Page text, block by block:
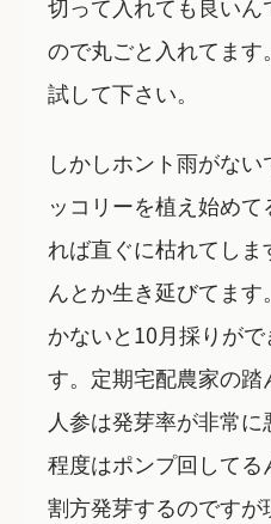
ので丸ごと入れてます
試して下さい。
しかしホント雨がな
ッコリーを植え始め
れば直ぐに枯れてし
んとか生き延びてま
かないと10月採りが
す。定期宅配農家の踏
人参は発芽率が非常
程度はポンプ回して
割方発芽するのです